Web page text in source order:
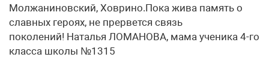
Молжаниновский, Ховрино.Пока жива память о
славных героях, не прервется связь
поколений! Наталья ЛОМАНОВА, мама ученика 4-го
класса школы №1315